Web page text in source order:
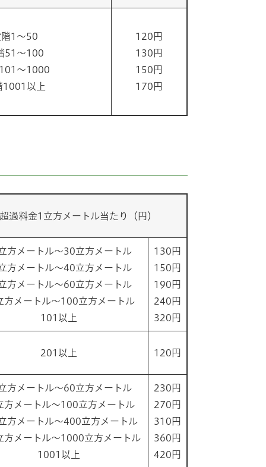
1～50
51～100
～1000
1001以上
120円
130円
150円
170円
超過料金1立方メートル当たり（円）
方メートル～30立方メートル
方メートル～40立方メートル
方メートル～60立方メートル
方メートル～100立方メートル
101以上
130円
150円
190円
240円
320円
201以上 120円
方メートル～60立方メートル
方メートル～100立方メートル
方メートル～400立方メートル
方メートル～1000立方メートル
1001以上
230円
270円
310円
360円
420円